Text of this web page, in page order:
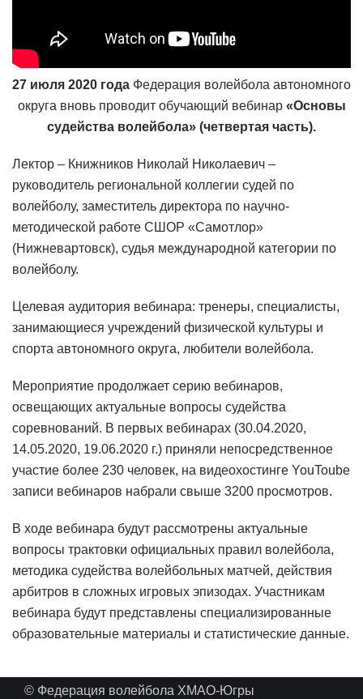
27 июля 2020 года Федерация волейбола автономного
округа вновь проводит обучающий вебинар «Основы
судейства волейбола» (четвертая часть).
Лектор – Книжников Николай Николаевич –
руководитель региональной коллегии судей по
волейболу, заместитель директора по научно-
методической работе СШОР «Самотлор»
(Нижневартовск), судья международной категории по
волейболу.
Целевая аудитория вебинара: тренеры, специалисты,
занимающиеся учреждений физической культуры и
спорта автономного округа, любители волейбола.
Мероприятие продолжает серию вебинаров,
освещающих актуальные вопросы судейства
соревнований. В первых вебинарах (30.04.2020,
14.05.2020, 19.06.2020 г.) приняли непосредственное
участие более 230 человек, на видеохостинге YouToube
записи вебинаров набрали свыше 3200 просмотров.
В ходе вебинара будут рассмотрены актуальные
вопросы трактовки официальных правил волейбола,
методика судейства волейбольных матчей, действия
арбитров в сложных игровых эпизодах. Участникам
вебинара будут представлены специализированные
образовательные материалы и статистические данные.
© Федерация волейбола ХМАО-Югры